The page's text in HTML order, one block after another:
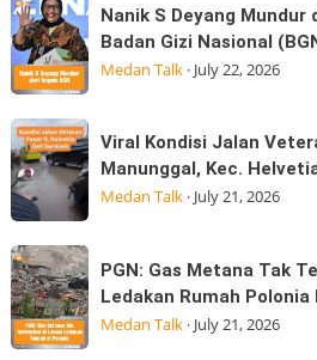
Kepemimpinan
Strategis
di
Lues
Aceh
Terasa
di
Medan
Gempa
S
Deyang
Mundur
dari
kepala
BGN
Kepala
Gizi
Nasional
(BGN) Nanik
Nanik S Deyang Mundur
Badan Gizi Nasional
Medan Talk· July 22, 2026
Viral
Kondisi
Jalan
Veteran,
Pasar
9
Desa
Manunggal,
Viral Kondisi Jalan
Manunggal, Kec.
Medan Talk· July 21, 2026
PGN:
Gas
Metana
Tak
PGN: Gas Metana Tak
Ledakan Rumah Polonia
Medan Talk· July 21, 2026